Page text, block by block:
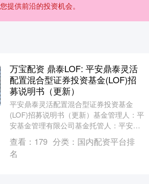
提供前沿的投资机会。
万宝配资 鼎泰LOF: 平安鼎泰灵活
配置混合型证券投资基金(LOF)招
募说明书（更新）
平安鼎泰灵活配置混合型证券投资基金
(LOF)招募说明书（更新）基金管理人：平
安基金管理有限公司基金托管人：平安银
行股份有限公司平安鼎泰灵活配置混合型
证券投资基金....
查看： 179 分类： 国内配资平台排
名